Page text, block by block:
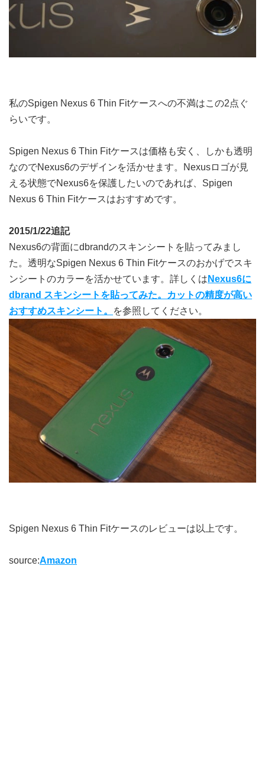
私のSpigen Nexus 6 Thin Fitケースへの不満はこの2点ぐ
らいです。
Spigen Nexus 6 Thin Fitケースは価格も安く、しかも透明
なのでNexus6のデザインを活かせます。Nexusロゴが見
える状態でNexus6を保護したいのであれば、Spigen
Nexus 6 Thin Fitケースはおすすめです。
2015/1/22追記
Nexus6の背面にdbrandのスキンシートを貼ってみまし
た。透明なSpigen Nexus 6 Thin Fitケースのおかげでスキ
ンシートのカラーを活かせています。詳しくは Nexus6に
dbrand スキンシートを貼ってみた。カットの精度が高い
おすすめスキンシート。
を参照してください。
Spigen Nexus 6 Thin Fitケースのレビューは以上です。
source:Amazon